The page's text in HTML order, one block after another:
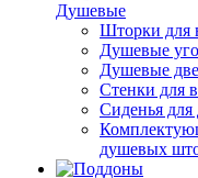
Душевые
Шторки для
Душевые
Душевые
Стенки для
Сиденья для
душевых